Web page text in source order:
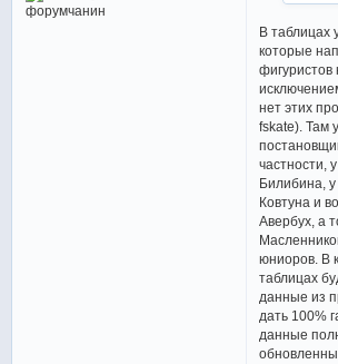
В таблицах
которые
нет этих
fskate). Там
частности,
Билибина,
Ковтуна и
Авербух, а
юниоров. В
таблицах
данные из
дать 100%
данные